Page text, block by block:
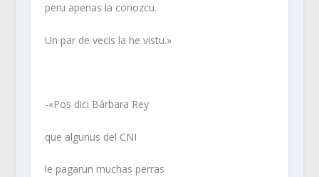
peru apenas la conozcu.
Un par de vecis la he vistu.»
-«Pos dici Bárbara Rey
que algunus del CNI
le pagarun muchas perras